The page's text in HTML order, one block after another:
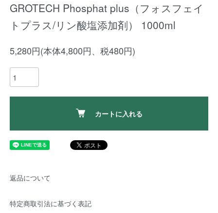
GROTECH Phosphat plus（フォスフェイ
トプラス/リン酸塩添加剤） 1000ml
5,280円(本体4,800円、税480円)
カートに入れる
返品について
特定商取引法に基づく表記